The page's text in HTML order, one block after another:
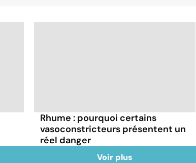
Rhume : pourquoi certains
vasoconstricteurs présentent un
réel danger
Voir plus